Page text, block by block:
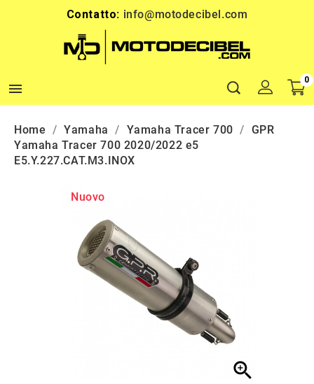
Contatto: info@motodecibel.com

0
Home Yamaha Yamaha Tracer 700
GPR
Yamaha Tracer 700 2020/2022 e5
E5.Y.227.CAT.M3.INOX
Nuovo
